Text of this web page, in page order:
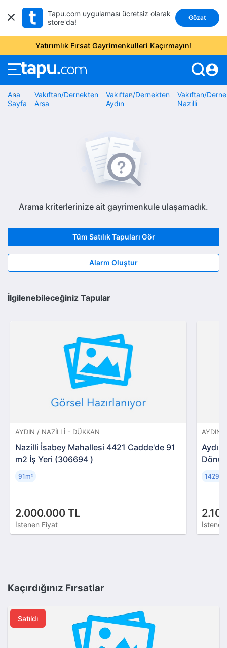
Tapu.com uygulaması ücretsiz olarak
store'da!
Gözat
Yatırımlık Fırsat Gayrimenkulleri Kaçırmayın!
account_circle
Ana
Sayfa
Vakıftan/Dernekten
Arsa
Vakıftan/Dernekten
Aydın
Vakıftan/
Nazilli
Arama kriterlerinize ait gayrimenkule ulaşamadık.
Tüm Satılık Tapuları Gör
Alarm Oluştur
İlgilenebileceğiniz Tapular
AYDIN / NAZILLI - DÜKKAN
Nazilli İsabey Mahallesi 4421 Cadde'de 91
m2 İş Yeri (306694 )
2.000.000 TL
İstenen Fiyat
91m²
AYDIN
Kaçırdığınız Fırsatlar
Satıldı